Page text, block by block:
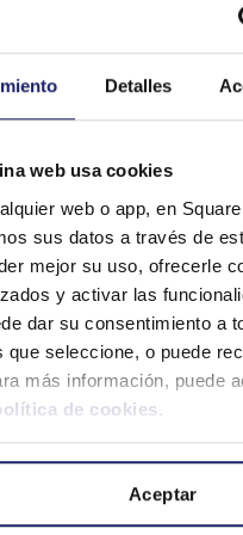
Detalles
web usa cookies
web o app, en
sus datos a través de
mejor su uso, ofrecerle
y activar las
dar su consentimiento a
que seleccione, o puede
más información, puede
de cookies .
Aceptar
tu
y
en elcorede tu
del resto.
nuestro servicio de
la gestión